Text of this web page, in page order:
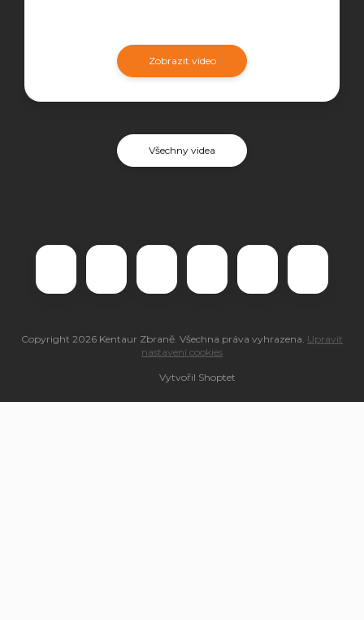
Zobrazit video
Všechny videa
Vytvořil Shoptet
Copyright 2026 Kentaur Zbraně. Všechna práva vyhrazena. Upravit
nastavení cookies